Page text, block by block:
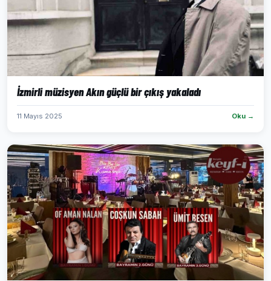
İzmirli müzisyen Akın güçlü bir çıkış yakaladı
11 Mayıs 2025 Oku →